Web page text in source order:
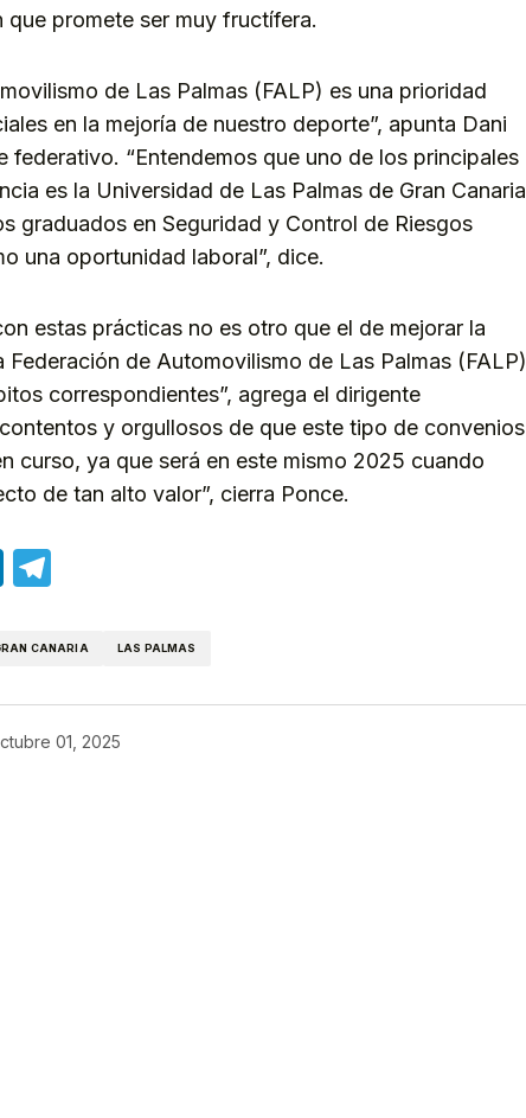
promete ser muy fructífera.
de Las Palmas (FALP) es una prioridad
en la mejoría de nuestro deporte”, apunta Dani
federativo. “Entendemos que uno de los principales
es la Universidad de Las Palmas de Gran Canaria
graduados en Seguridad y Control de Riesgos
una oportunidad laboral”, dice.
estas prácticas no es otro que el de mejorar la
de Automovilismo de Las Palmas (FALP)
correspondientes”, agrega el dirigente
y orgullosos de que este tipo de convenios
curso, ya que será en este mismo 2025 cuando
de tan alto valor”, cierra Ponce.
LinkedIn
CANARIA LAS PALMAS
01, 2025